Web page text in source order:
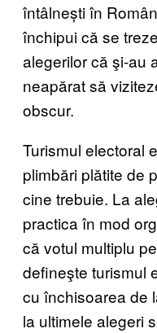
întâlnești în
închipui că se
alegerilor că şi-au
neapărat să
obscur.
Turismul electoral
plimbări plătite de
cine trebuie. La
practica în mod
că votul multiplu
defineşte turismul
cu închisoarea de
la ultimele alegeri